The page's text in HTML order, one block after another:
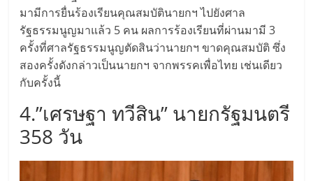
และ
ขยาย
สา
ขา
แฟ
มามีการยื่นร้องเรียนคุณสมบัตินายกฯ ไปยังศาล
รัฐธรรมนูญมาแล้ว 5 คน ผลการร้องเรียนที่ผ่านมามี 3
ครั้งที่ศาลรัฐธรรมนูญตัดสินว่านายกฯ ขาดคุณสมบัติ ซึ่ง
สองครั้งดังกล่าวเป็นนายกฯ จากพรรคเพื่อไทย เช่นเดียว
กับครั้งนี้
4.”เศรษฐา ทวีสิน” นายกรัฐมนตรี
358 วัน